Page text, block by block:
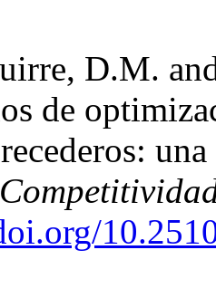
D.M.
de